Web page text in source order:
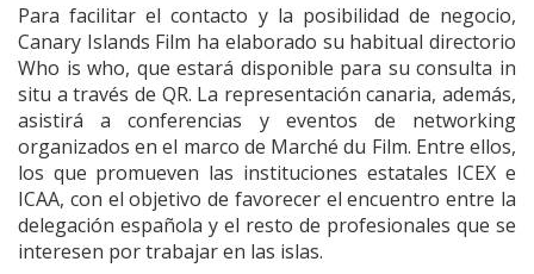
Para facilitar el contacto y la posibilidad de negocio,
Canary Islands Film ha elaborado su habitual directorio
Who is who, que estará disponible para su consulta in
situ a través de QR. La representación canaria, además,
asistirá a conferencias y eventos de networking
organizados en el marco de Marché du Film. Entre ellos,
los que promueven las instituciones estatales ICEX e
ICAA, con el objetivo de favorecer el encuentro entre la
delegación española y el resto de profesionales que se
interesen por trabajar en las islas.